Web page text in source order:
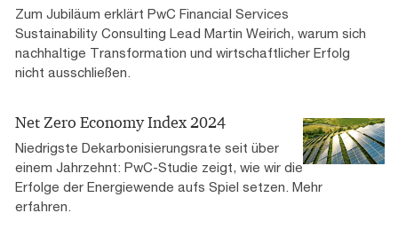
Zum Jubiläum erklärt PwC Financial Services
Sustainability Consulting Lead Martin Weirich, warum sich
nachhaltige Transformation und wirtschaftlicher Erfolg
nicht ausschließen.
Net Zero Economy Index 2024
Niedrigste Dekarbonisierungsrate seit über
einem Jahrzehnt: PwC-Studie zeigt, wie wir die
Erfolge der Energiewende aufs Spiel setzen. Mehr
erfahren.